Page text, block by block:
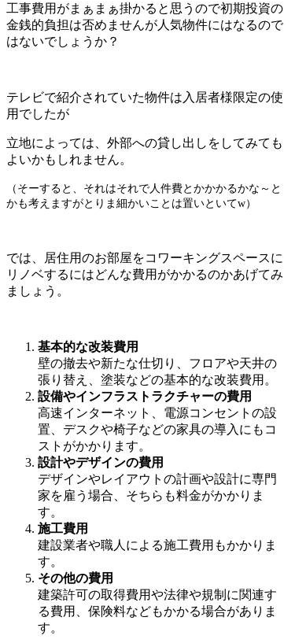
工事費用がまぁまぁ掛かると思うので初期投資の
金銭的負担は否めませんが人気物件にはなるので
はないでしょうか？
テレビで紹介されていた物件は入居者様限定の使
用でしたが
立地によっては、外部への貸し出しをしてみても
よいかもしれません。
（そーすると、それはそれで人件費とかかかるかな～と
かも考えますがとりま細かいことは置いといてw）
では、居住用のお部屋をコワーキングスペースに
リノベするにはどんな費用がかかるのかあげてみ
ましょう。
基本的な改装費用
壁の撤去や新たな仕切り、フロアや天井の
張り替え、塗装などの基本的な改装費用。
設備やインフラストラクチャーの費用
高速インターネット、電源コンセントの設
置、デスクや椅子などの家具の導入にもコ
ストがかかります。
設計やデザインの費用
デザインやレイアウトの計画や設計に専門
家を雇う場合、そちらも料金がかかりま
す。
施工費用
建設業者や職人による施工費用もかかりま
す。
その他の費用
建築許可の取得費用や法律や規制に関連す
る費用、保険料などもかかる場合がありま
す。